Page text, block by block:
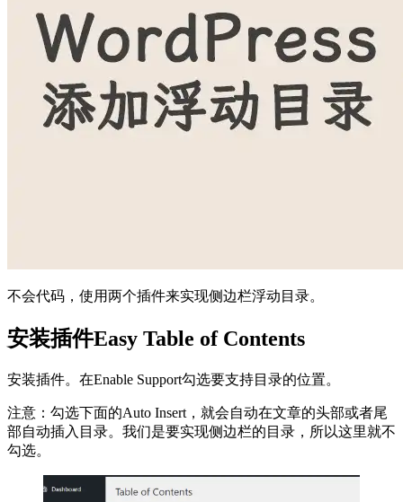
不会代码，使用两个插件来实现侧边栏浮动目录。
安装插件Easy Table of Contents
安装插件。在Enable Support勾选要支持目录的位置。
注意：勾选下面的Auto Insert，就会自动在文章的头部或者尾
部自动插入目录。我们是要实现侧边栏的目录，所以这里就不
勾选。